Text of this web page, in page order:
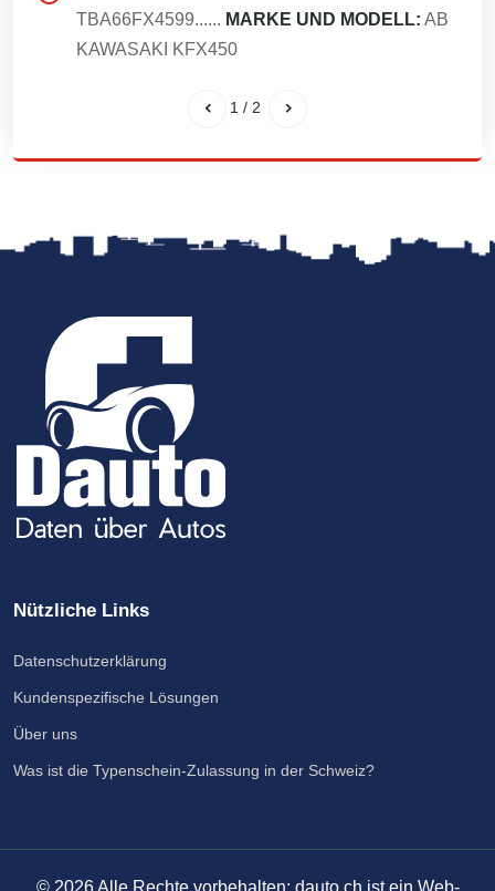
TBA66FX4599...... MARKE UND MODELL: AB
KAWASAKI KFX450
1 / 2
Nützliche Links
Datenschutzerklärung
Kundenspezifische Lösungen
Über uns
Was ist die Typenschein-Zulassung in der Schweiz?
© 2026Alle Rechte vorbehalten: dauto.ch ist ein Web-